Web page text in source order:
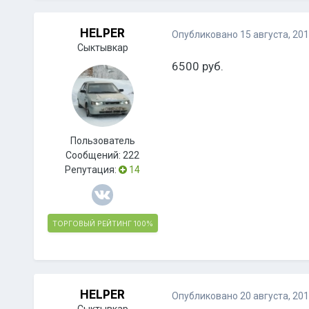
HELPER
Сыктывкар
Пользователь
Сообщений:222
Репутация:
14
ТОРГОВЫЙ РЕЙТИНГ 100%
Опубликовано 15 августа,
6500 руб.
HELPER Опубликовано 20 августа,